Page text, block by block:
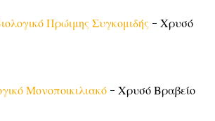
Πρώιμης Συγκομιδής - Χρυσό
Μονοποικιλιακό - Χρυσό Βραβείο